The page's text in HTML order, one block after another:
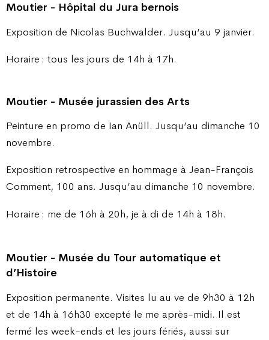
Moutier - Hôpital du Jura bernois
Exposition de Nicolas Buchwalder. Jusqu’au 9 janvier.
Horaire : tous les jours de 14h à 17h.
Moutier - Musée jurassien des Arts
Peinture en promo de Ian Anüll. Jusqu’au dimanche 10
novembre.
Exposition retrospective en hommage à Jean-François
Comment, 100 ans. Jusqu’au dimanche 10 novembre.
Horaire : me de 16h à 20h, je à di de 14h à 18h.
Moutier - Musée du Tour automatique et
d’Histoire
Exposition permanente. Visites lu au ve de 9h30 à 12h
et de 14h à 16h30 excepté le me après-midi. Il est
fermé les week-ends et les jours fériés, aussi sur